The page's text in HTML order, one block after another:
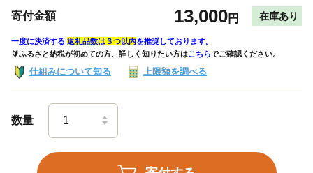
寄付金額 13,000円 在庫あり
一度に決済する 返礼品数は３つ以内を推奨しております。
🔰ふるさと納税が初めての方、詳しく知りたい方はこちらでご確認ください。
仕組みについて知る 上限額を調べる
数量